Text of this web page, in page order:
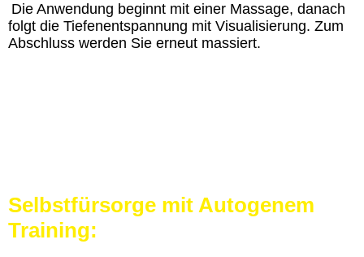
Die Anwendung beginnt mit einer Massage, danach
folgt die Tiefenentspannung mit Visualisierung. Zum
Abschluss werden Sie erneut massiert.
Selbstfürsorge mit Autogenem
Training: